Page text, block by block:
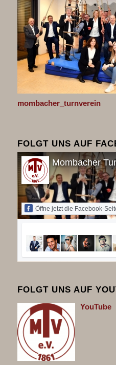
mombacher_turnverein
FOLGT UNS AUF
Mombacher
Öffne jetzt die Facebook-
FOLGT UNS AUF
YouTube